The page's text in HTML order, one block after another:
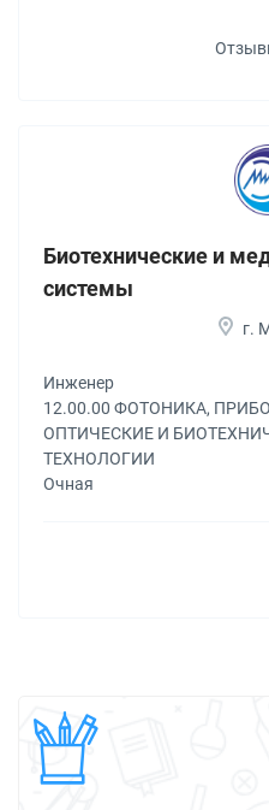
Биотехнические и
системы
г.
Инженер
12.00.00 ФОТОНИКА,
ОПТИЧЕСКИЕ И
ТЕХНОЛОГИИ
Очная